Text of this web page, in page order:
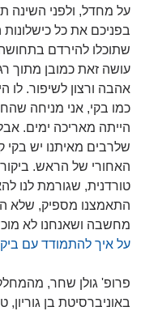
על מחדל, ולפני השינה
בפניכם את כל כישלונות
שתוכלו להירדם
עושה זאת כמובן מתוך
אהבה ורצון לשיפור. לו
כמו בקי, אני מניחה
הייתה מאריכה ימים.
שלרבים מאיתנו יש בקי
האחורי של הראש.
טורדנית, שגורמת לנו
התאמצנו מספיק, שלא
מחשבה ושאנחנו לא
על איך להתמודד עם
פרופ' גולן שחר,
באוניברסיטת בן